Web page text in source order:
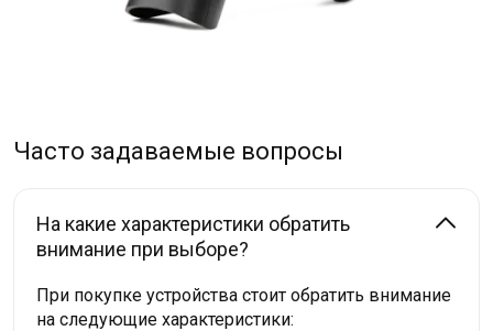
Часто задаваемые вопросы
На какие характеристики обратить
внимание при выборе?
При покупке устройства стоит обратить внимание
на следующие характеристики: